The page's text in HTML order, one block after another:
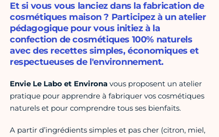
Et si vous vous lanciez dans la fabrication de
cosmétiques maison ? Participez à un atelier
pédagogique pour vous initiez à la
confection de cosmétiques 100% naturels
avec des recettes simples, économiques et
respectueuses de l'environnement.
Envie Le Labo et Environa vous proposent un atelier
pratique pour apprendre à fabriquer vos cosmétiques
naturels et pour comprendre tous ses bienfaits.
A partir d’ingrédients simples et pas cher (citron, miel,